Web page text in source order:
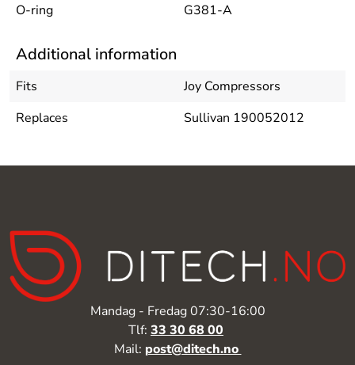
O-ring
G381-A
Additional information
Fits
Joy Compressors
Replaces
Sullivan 190052012
Mandag - Fredag 07:30-16:00
Tlf: 33 30 68 00
Mail: post@ditech.no